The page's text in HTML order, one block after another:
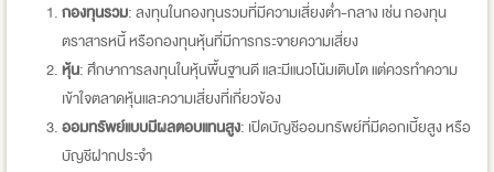
กองทุนรวม: ลงทุนในกองทุนรวมที่มีความเสี่ยงต่ำ-กลาง เช่น กองทุน
ตราสารหนี้ หรือกองทุนหุ้นที่มีการกระจายความเสี่ยง
หุ้น: ศึกษาการลงทุนในหุ้นพื้นฐานดี และมีแนวโน้มเติบโต แต่ควรทำความ
เข้าใจตลาดหุ้นและความเสี่ยงที่เกี่ยวข้อง
ออมทรัพย์แบบมีผลตอบแทนสูง: เปิดบัญชีออมทรัพย์ที่มีดอกเบี้ยสูง หรือ
บัญชีฝากประจำ